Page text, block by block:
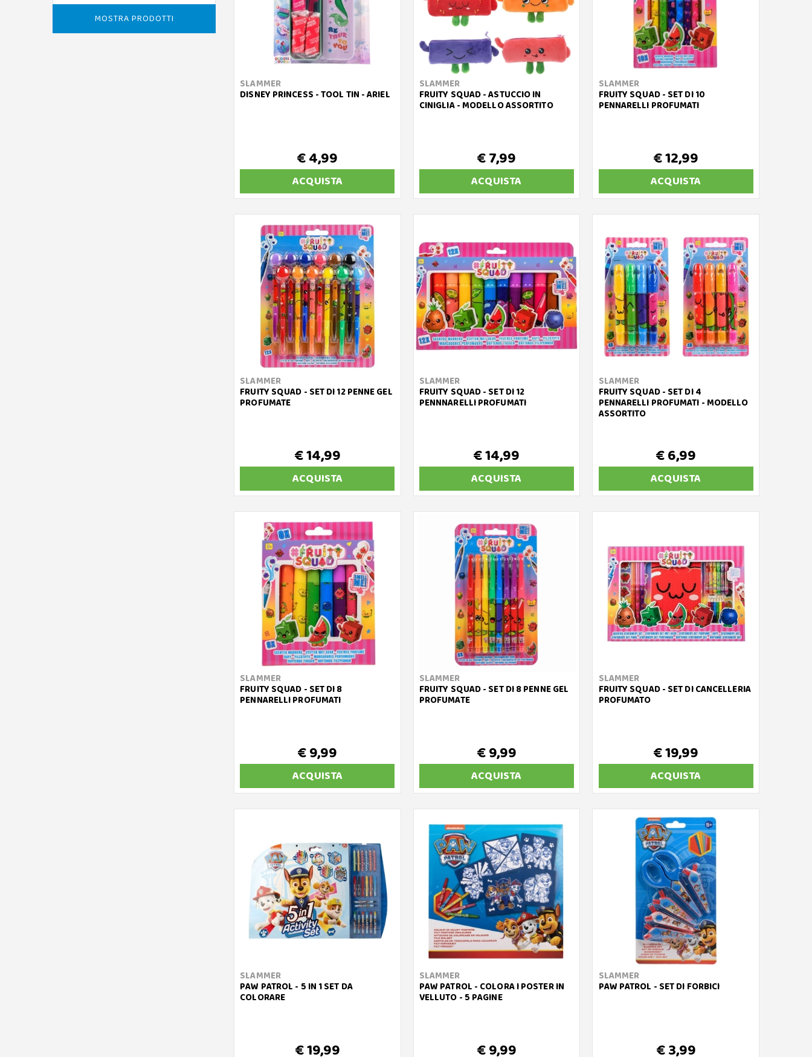
SLAMMER
DISNEY PRINCESS - TOOL TIN - ARIEL
€ 4,99
ACQUISTA
SLAMMER
FRUITY SQUAD - ASTUCCIO IN
CINIGLIA - MODELLO ASSORTITO
€ 7,99
ACQUISTA
SLAMMER
FRUITY SQUAD - SET DI 10
PENNARELLI PROFUMATI
€ 12,99
ACQUISTA
SLAMMER
FRUITY SQUAD - SET DI 12 PENNE GEL
PROFUMATE
€ 14,99
ACQUISTA
SLAMMER
FRUITY SQUAD - SET DI 12
PENNNARELLI PROFUMATI
€ 14,99
ACQUISTA
SLAMMER
FRUITY SQUAD - SET DI 4
PENNARELLI PROFUMATI - MODELLO
ASSORTITO
€ 6,99
ACQUISTA
SLAMMER
FRUITY SQUAD - SET DI 8
PENNARELLI PROFUMATI
€ 9,99
ACQUISTA
SLAMMER
FRUITY SQUAD - SET DI 8 PENNE GEL
PROFUMATE
€ 9,99
ACQUISTA
SLAMMER
FRUITY SQUAD - SET DI CANCELLERIA
PROFUMATO
€ 19,99
ACQUISTA
SLAMMER
PAW PATROL - 5 IN 1 SET DA
COLORARE
€ 19,99
SLAMMER
PAW PATROL - COLORA I POSTER IN
VELLUTO - 5 PAGINE
€ 9,99
SLAMMER
PAW PATROL - SET DI FORBICI
€ 3,99
MOSTRA PRODOTTI